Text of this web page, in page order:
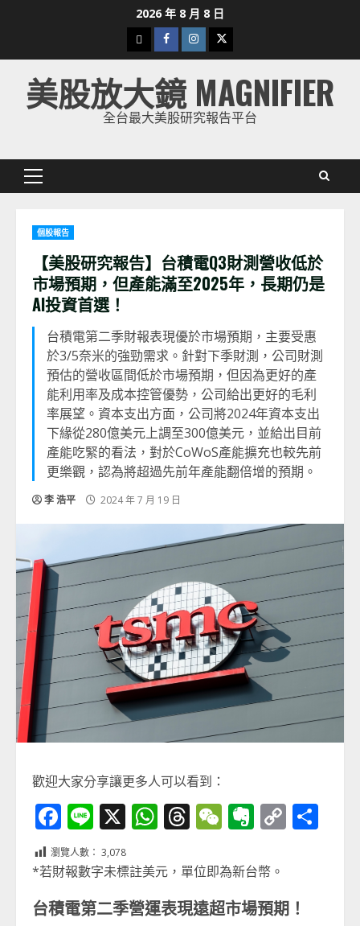
2026 年 8 月 8 日
下
載
美
股
Facebook
Instagram
Twitter
美股放大鏡 MAGNIFIER
全台最大美股研究報告平台
Primary
個股報告
【美股研究報告】台積電Q3財測營收低於
市場預期，但產能滿至2025年，長期仍是
AI投資首選！
台積電第二季財報表現優於市場預期，主要受惠
於3/5奈米的強勁需求。針對下季財測，公司財測
預估的營收區間低於市場預期，但因為更好的產
能利用率及成本控管優勢，公司給出更好的毛利
率展望。資本支出方面，公司將2024年資本支出
下緣從280億美元上調至300億美元，並給出目前
產能吃緊的看法，對於CoWoS產能擴充也較先前
更樂觀，認為將超過先前年產能翻倍增的預期。
李 浩平 2024 年 7 月 19 日
歡迎大家分享讓更多人可以看到：
Facebook
Line
X WhatsApp
Threads
WeChat
Evernote
Copy
瀏覽人數： 3,078
*若財報數字未標註美元，單位即為新台幣。
台積電第二季營運表現遠超市場預期！